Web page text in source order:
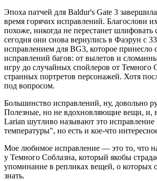
Эпоха патчей для Baldur's Gate 3
время горячих исправлений. Благослови
похоже, никогда не перестанет
сегодня они снова вернулись в Фаэрун с
исправлением для BG3, которое принесло
исправлений багов: от вылетов и
игру до случайных спойлеров от Темного
странных портретов персонажей. Хотя
под вопросом.
Большинство исправлений, ну, довольно
Полезные, но не вдохновляющие вещи, и,
Larian шутливо называют это
температуры", но есть и кое-что
Мое любимое исправление — это то, что
у Темного Соблазна, который якобы
упоминание в репликах вещей, о которых
знать.